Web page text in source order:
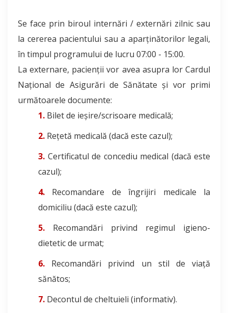
Se face prin biroul internări / externări zilnic sau
la cererea pacientului sau a aparţinătorilor legali,
în timpul programului de lucru 07:00 - 15:00.
La externare, pacienții vor avea asupra lor Cardul
Național de Asigurări de Sănătate şi vor primi
următoarele documente:
Bilet de ieşire/scrisoare medicală;
Reţetă medicală (dacă este cazul);
Certificatul de concediu medical (dacă este
cazul);
Recomandare de îngrijiri medicale la
domiciliu (dacă este cazul);
Recomandări privind regimul igieno-
dietetic de urmat;
Recomandări privind un stil de viață
sănătos;
Decontul de cheltuieli (informativ).